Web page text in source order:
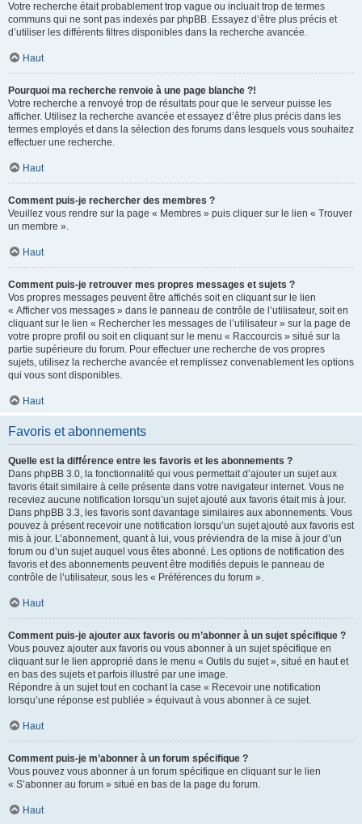
Votre recherche était probablement trop vague ou incluait trop de termes
communs qui ne sont pas indexés par phpBB. Essayez d’être plus précis et
d’utiliser les différents filtres disponibles dans la recherche avancée.
Haut
Pourquoi ma recherche renvoie à une page blanche ?!
Votre recherche a renvoyé trop de résultats pour que le serveur puisse les
afficher. Utilisez la recherche avancée et essayez d’être plus précis dans les
termes employés et dans la sélection des forums dans lesquels vous souhaitez
effectuer une recherche.
Haut
Comment puis-je rechercher des membres ?
Veuillez vous rendre sur la page « Membres » puis cliquer sur le lien « Trouver
un membre ».
Haut
Comment puis-je retrouver mes propres messages et sujets ?
Vos propres messages peuvent être affichés soit en cliquant sur le lien
« Afficher vos messages » dans le panneau de contrôle de l’utilisateur, soit en
cliquant sur le lien « Rechercher les messages de l’utilisateur » sur la page de
votre propre profil ou soit en cliquant sur le menu « Raccourcis » situé sur la
partie supérieure du forum. Pour effectuer une recherche de vos propres
sujets, utilisez la recherche avancée et remplissez convenablement les options
qui vous sont disponibles.
Haut
Favoris et abonnements
Quelle est la différence entre les favoris et les abonnements ?
Dans phpBB 3.0, la fonctionnalité qui vous permettait d’ajouter un sujet aux
favoris était similaire à celle présente dans votre navigateur internet. Vous ne
receviez aucune notification lorsqu’un sujet ajouté aux favoris était mis à jour.
Dans phpBB 3.3, les favoris sont davantage similaires aux abonnements. Vous
pouvez à présent recevoir une notification lorsqu’un sujet ajouté aux favoris est
mis à jour. L’abonnement, quant à lui, vous préviendra de la mise à jour d’un
forum ou d’un sujet auquel vous êtes abonné. Les options de notification des
favoris et des abonnements peuvent être modifiés depuis le panneau de
contrôle de l’utilisateur, sous les « Préférences du forum ».
Haut
Comment puis-je ajouter aux favoris ou m’abonner à un sujet spécifique ?
Vous pouvez ajouter aux favoris ou vous abonner à un sujet spécifique en
cliquant sur le lien approprié dans le menu « Outils du sujet », situé en haut et
en bas des sujets et parfois illustré par une image.
Répondre à un sujet tout en cochant la case « Recevoir une notification
lorsqu’une réponse est publiée » équivaut à vous abonner à ce sujet.
Haut
Comment puis-je m’abonner à un forum spécifique ?
Vous pouvez vous abonner à un forum spécifique en cliquant sur le lien
« S’abonner au forum » situé en bas de la page du forum.
Haut